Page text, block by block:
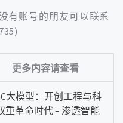
有账号的朋友可以联系
更多内容请查看
大模型：开创工程与科
重革命时代 – 渗透智能